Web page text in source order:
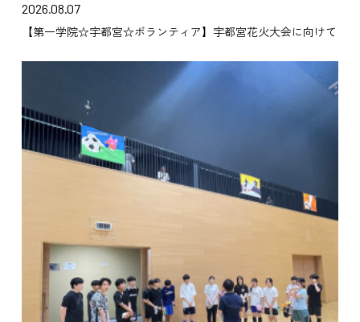
2026.08.07
【第一学院☆宇都宮☆ボランティア】宇都宮花火大会に向けて